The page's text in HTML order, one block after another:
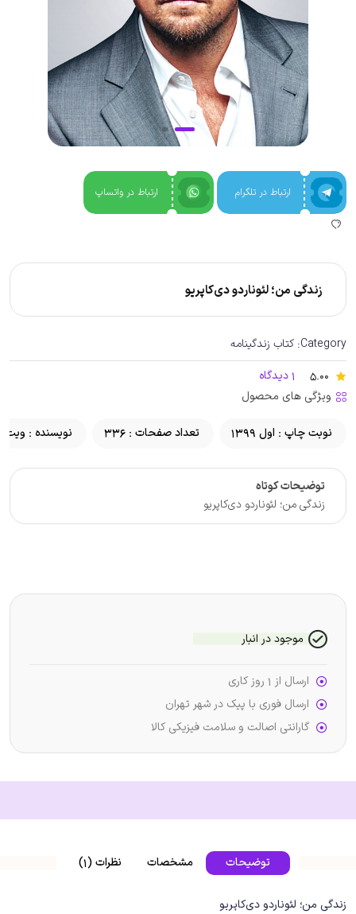
ارتباط در تلگرام ارتباط در واتساپ
زندگی من؛ لئوناردو دی‌کاپریو
Category: کتاب زندگینامه
1 دیدگاه
ویژگی های محصول
نوبت چاپ : اول 1399 تعداد صفحات : 336 نویسنده : ویت
توضیحات کوتاه
زندگی من؛ لئوناردو دی‌کاپریو
موجود در انبار
ارسال از 1 روز کاری
ارسال فوری با پیک در شهر تهران
گارانتی اصالت و سلامت فیزیکی کالا
توضیحات مشخصات نظرات (1)
زندگی من؛ لئوناردو دی‌کاپریو